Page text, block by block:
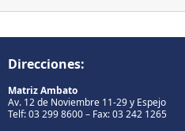
Direcciones:
Matriz Ambato
Av. 12 de Noviembre 11-29 y Espejo
Telf: 03 299 8600 – Fax: 03 242 1265